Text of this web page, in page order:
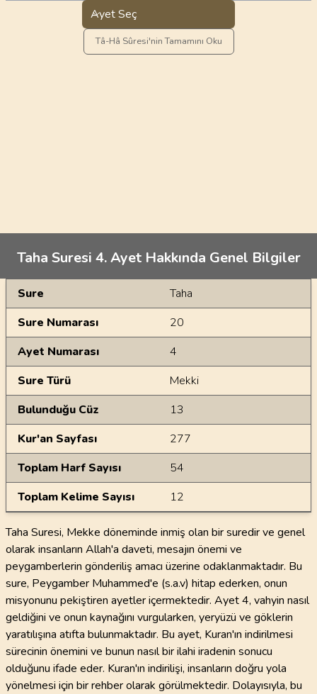
Ayet Seç
Tâ-Hâ Sûresi'nin Tamamını Oku
Taha Suresi 4. Ayet Hakkında Genel Bilgiler
Genel Bilgiler
Sure
Taha
Sure Numarası
20
Ayet Numarası
4
Sure Türü
Mekki
Bulunduğu Cüz
13
Kur'an Sayfası
277
Toplam Harf Sayısı
54
Toplam Kelime Sayısı
12
Taha Suresi, Mekke döneminde inmiş olan bir suredir ve genel
olarak insanların Allah'a daveti, mesajın önemi ve
peygamberlerin gönderiliş amacı üzerine odaklanmaktadır. Bu
sure, Peygamber Muhammed'e (s.a.v) hitap ederken, onun
misyonunu pekiştiren ayetler içermektedir. Ayet 4, vahyin nasıl
geldiğini ve onun kaynağını vurgularken, yeryüzü ve göklerin
yaratılışına atıfta bulunmaktadır. Bu ayet, Kuran'ın indirilmesi
sürecinin önemini ve bunun nasıl bir ilahi iradenin sonucu
olduğunu ifade eder. Kuran'ın indirilişi, insanların doğru yola
yönelmesi için bir rehber olarak görülmektedir. Dolayısıyla, bu